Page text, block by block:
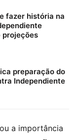
fazer história na
projeções
preparação do
Independiente
a importância